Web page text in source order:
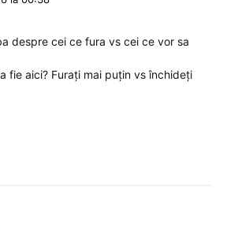
despre cei ce fura vs cei ce vor sa
fie aici? Furați mai puțin vs închideți